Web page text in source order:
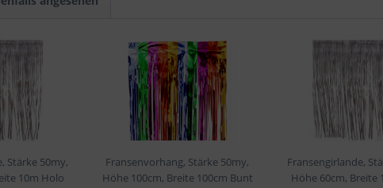
Stärke 50my,
10m Holo
Fransenvorhang, Stärke 50my,
Höhe 100cm, Breite 100cm Bunt
Fransengirlande,
Höhe 60cm, Breite